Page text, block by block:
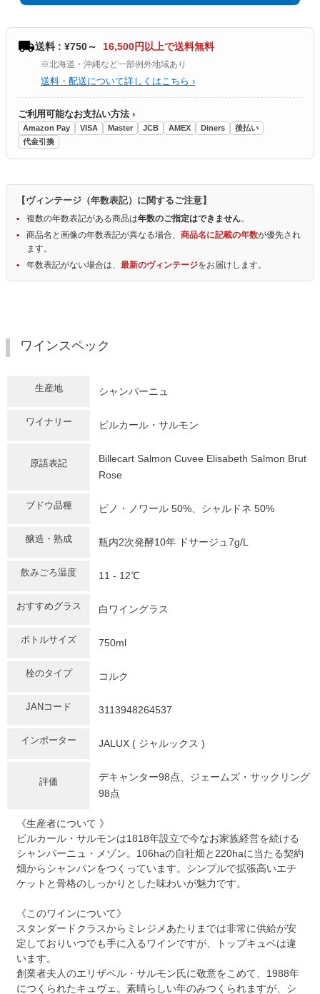
送料 : ¥750～ 16,500円以上で送料無料
※北海道・沖縄など一部例外地域あり
送料・配送について詳しくはこちら ›
ご利用可能なお支払い方法 ›
Amazon Pay VISA Master JCB AMEX Diners
後払い
代金引換
【ヴィンテージ（年数表記）に関するご注意】
複数の年数表記がある商品は年数のご指定はできません。
商品名と画像の年数表記が異なる場合、 商品名に記載の年数が優先され
ます。
年数表記がない場合は、 最新のヴィンテージをお届けします。
ワインスペック
生産地 シャンパーニュ
ワイナリー ビルカール・サルモン
原語表記
Billecart Salmon Cuvee Elisabeth Salmon Brut
Rose
ブドウ品種 ピノ・ノワール 50%、シャルドネ 50%
醸造・熟成 瓶内2次発酵10年 ドサージュ7g/L
飲みごろ温度 11 - 12℃
おすすめグラス 白ワイングラス
ボトルサイズ 750ml
栓のタイプ コルク
JANコード 3113948264537
インポーター JALUX ( ジャルックス )
評価
デキャンター98点、ジェームズ・サックリング
98点
《生産者について 》
ビルカール・サルモンは1818年設立で今なお家族経営を続ける
シャンパーニュ・メゾン。106haの自社畑と220haに当たる契約
畑からシャンパンをつくっています。シンプルで拡張高いエチ
ケットと骨格のしっかりとした味わいが魅力です。
《このワインについて》
スタンダードクラスからミレジメあたりまでは非常に供給が安
定しておりいつでも手に入るワインですが、トップキュベは違
います。
創業者夫人のエリザベル・サルモン氏に敬意をこめて、1988年
につくられたキュヴェ。素晴らしい年のみつくられますが、シ